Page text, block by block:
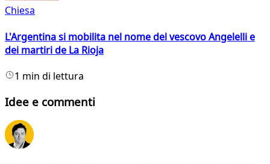
Chiesa
L'Argentina si mobilita nel nome del vescovo Angelelli e
dei martiri de La Rioja
1 min di lettura
Idee e commenti